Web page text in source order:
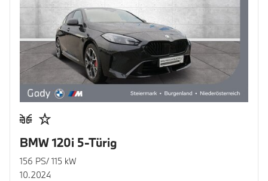
BMW 120i 5-Türig
156 PS/ 115 kW
10.2024